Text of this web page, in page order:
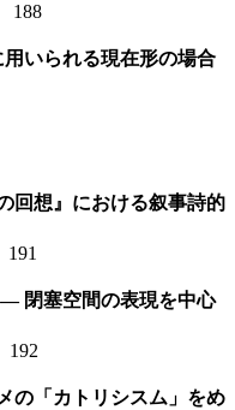
188
いられる現在形の場合
回想』における叙事詩的
閉塞空間の表現を中心
192
の「カトリシスム」をめ